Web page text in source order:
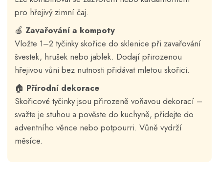
pro hřejivý zimní čaj.
🍎 Zavařování a kompoty
Vložte 1–2 tyčinky skořice do sklenice při zavařování
švestek, hrušek nebo jablek. Dodají přirozenou
hřejivou vůni bez nutnosti přidávat mletou skořici.
🏠 Přírodní dekorace
Skořicové tyčinky jsou přirozeně voňavou dekorací –
svažte je stuhou a pověste do kuchyně, přidejte do
adventního věnce nebo potpourri. Vůně vydrží
měsíce.